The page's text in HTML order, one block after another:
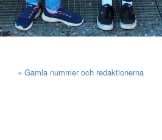
« Gamla nummer och redaktionerna